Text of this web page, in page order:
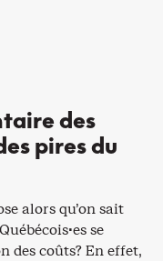
des
pires du
alors qu’on sait
se
des coûts? En effet,